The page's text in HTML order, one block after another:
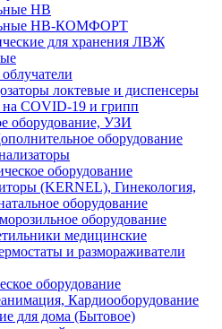
НВ
НВ-КОМФОРТ
для хранения ЛВЖ
локтевые и диспенсеры
на COVID-19 и грипп
оборудование, УЗИ
оборудование
оборудование
(KERNEL), Гинекология,
оборудование
оборудование
медицинские
и размораживатели
оборудование
Кардиооборудование
для дома (Бытовое)